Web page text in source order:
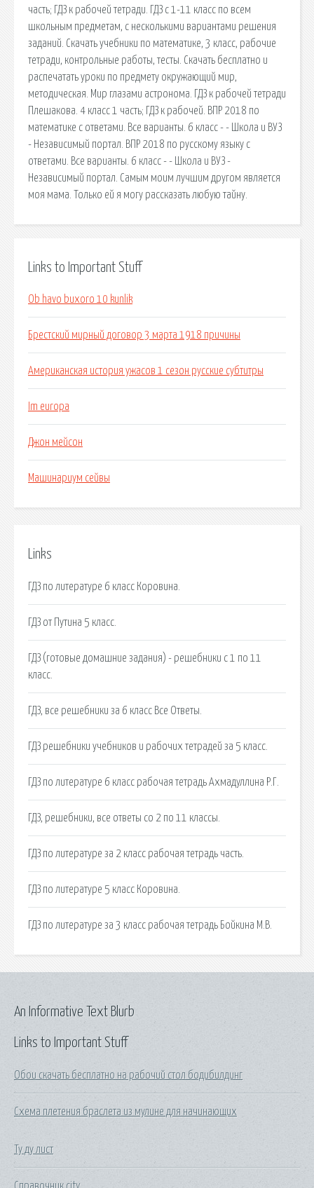
часть; ГДЗ к рабочей тетради. ГДЗ с 1-11 класс по всем
школьным предметам, с несколькими вариантами решения
заданий. Скачать учебники по математике, 3 класс, рабочие
тетради, контрольные работы, тесты. Скачать бесплатно и
распечатать уроки по предмету окружающий мир,
методическая. Мир глазами астронома. ГДЗ к рабочей тетради
Плешакова. 4 класс 1 часть; ГДЗ к рабочей. ВПР 2018 по
математике с ответами. Все варианты. 6 класс - - Школа и ВУЗ
- Независимый портал. ВПР 2018 по русскому языку с
ответами. Все варианты. 6 класс - - Школа и ВУЗ -
Независимый портал. Самым моим лучшим другом является
моя мама. Только ей я могу рассказать любую тайну.
Links to Important Stuff
Ob havo buxoro 10 kunlik
Брестский мирный договор 3 марта 1918 причины
Американская история ужасов 1 сезон русские субтитры
Im europa
Джон мейсон
Машинариум сейвы
Links
ГДЗ по литературе 6 класс Коровина.
ГДЗ от Путина 5 класс.
ГДЗ (готовые домашние задания) - решебники с 1 по 11
класс.
ГДЗ, все решебники за 6 класс Все Ответы.
ГДЗ решебники учебников и рабочих тетрадей за 5 класс.
ГДЗ по литературе 6 класс рабочая тетрадь Ахмадуллина Р.Г.
ГДЗ, решебники, все ответы со 2 по 11 классы.
ГДЗ по литературе за 2 класс рабочая тетрадь часть.
ГДЗ по литературе 5 класс Коровина.
ГДЗ по литературе за 3 класс рабочая тетрадь Бойкина М.В.
Links to Important Stuff
Обои скачать бесплатно на рабочий стол бодибилдинг
Схема плетения браслета из мулине для начинающих
Ту ду лист
Справочник city
An Informative Text Blurb